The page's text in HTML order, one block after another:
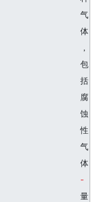
气
体
，
包
括
腐
蚀
性
气
体
量